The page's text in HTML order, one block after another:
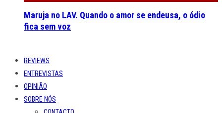
Maruja no LAV. Quando o amor se endeusa, o ódio
fica sem voz
REVIEWS
ENTREVISTAS
OPINIÃO
SOBRE NÓS